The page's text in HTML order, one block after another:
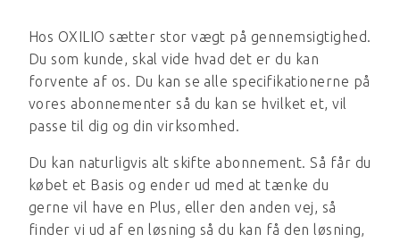
Hos OXILIO sætter stor vægt på gennemsigtighed.
Du som kunde, skal vide hvad det er du kan
forvente af os. Du kan se alle specifikationerne på
vores abonnementer så du kan se hvilket et, vil
passe til dig og din virksomhed.
Du kan naturligvis alt skifte abonnement. Så får du
købet et Basis og ender ud med at tænke du
gerne vil have en Plus, eller den anden vej, så
finder vi ud af en løsning så du kan få den løsning,